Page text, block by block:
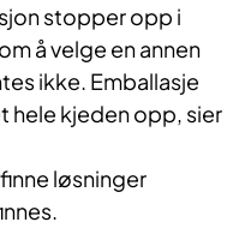
stopper opp i
å velge en annen
ikke. Emballasje
kjeden opp, sier
løsninger